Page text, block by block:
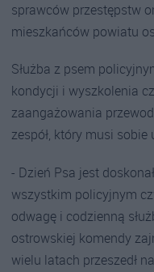
sprawców przestępstw
mieszkańców powiatu
Służba z psem
kondycji i wyszkolenia
zaangażowania
zespół, który musi
- Dzień Psa jest
wszystkim policyjnym
odwagę i codzienną
ostrowskiej komendy
wielu latach przeszedł